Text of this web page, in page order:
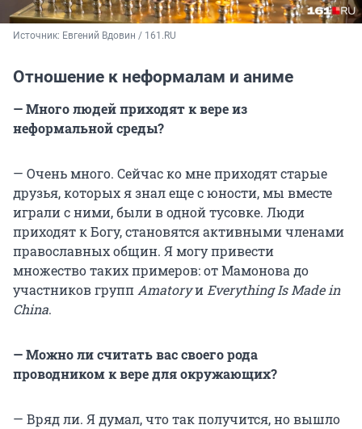
Источник: Евгений Вдовин / 161.RU
Отношение к неформалам и аниме
— Много людей приходят к вере из
неформальной среды?
— Очень много. Сейчас ко мне приходят старые
друзья, которых я знал еще с юности, мы вместе
играли с ними, были в одной тусовке. Люди
приходят к Богу, становятся активными членами
православных общин. Я могу привести
множество таких примеров: от Мамонова до
участников группAmatoryиEverything Is Made in
China.
— Можно ли считать вас своего рода
проводником к вере для окружающих?
— Вряд ли. Я думал, что так получится, но вышло